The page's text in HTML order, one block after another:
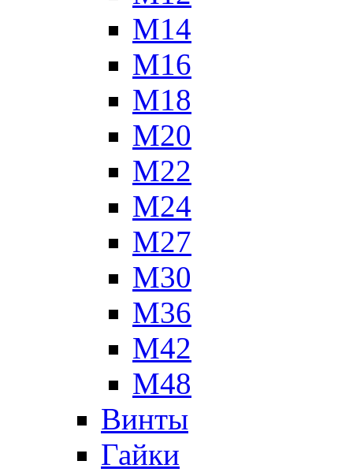
М14
М16
М18
М20
М22
М24
М27
М30
М36
М42
М48
Винты
Гайки